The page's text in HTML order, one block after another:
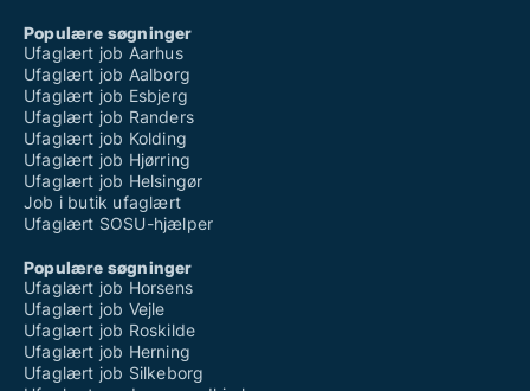
Populære søgninger
Ufaglært job Aarhus
Ufaglært job Aalborg
Ufaglært job Esbjerg
Ufaglært job Randers
Ufaglært job Kolding
Ufaglært job Hjørring
Ufaglært job Helsingør
Job i butik ufaglært
Ufaglært SOSU-hjælper
Populære søgninger
Ufaglært job Horsens
Ufaglært job Vejle
Ufaglært job Roskilde
Ufaglært job Herning
Ufaglært job Silkeborg